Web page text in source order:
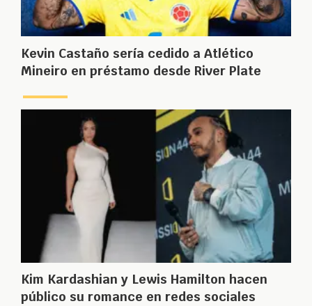
Kevin Castaño sería cedido a Atlético
Mineiro en préstamo desde River Plate
Kim Kardashian y Lewis Hamilton hacen
público su romance en redes sociales